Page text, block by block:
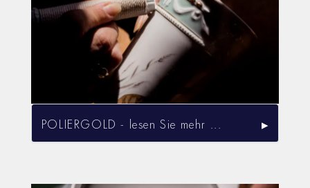
POLIERGOLD - lesen Sie mehr ...